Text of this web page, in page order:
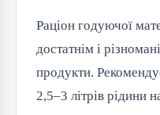
Раціон годуючої
достатнім і
продукти.
2,5–3 літрів рідини